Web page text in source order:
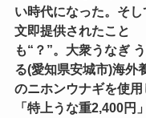
い時代になった。そし
文即提供されたこと
も“？”。大衆うなぎ
る(愛知県安城市)海外
のニホンウナギを使用
「特上うな重2,400円